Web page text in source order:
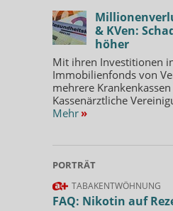
& KVen:
höher
Mit ihren Investitionen
Immobilienfonds von
mehrere
Kassenärztliche
Mehr »
PORTRÄT
TABAKENTWÖHNUNG
FAQ: Nikotin auf